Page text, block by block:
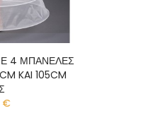
4 ΜΠΑΝΕΛΕΣ
KAI 105CM
€